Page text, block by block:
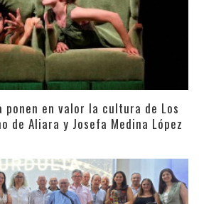
ponen en valor la cultura de Los
de Aliara y Josefa Medina López